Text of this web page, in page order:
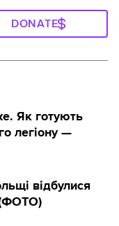
DONATE
Як готують
легіону —
відбулися
(ФОТО)